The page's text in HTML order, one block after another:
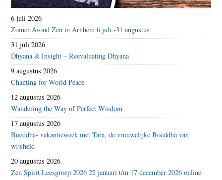
6 juli 2026
Zomer Avond Zen in Arnhem 6 juli -31 augustus
31 juli 2026
Dhyana & Insight – Reevaluating Dhyana
9 augustus 2026
Chanting for World Peace
12 augustus 2026
Wandering the Way of Perfect Wisdom
17 augustus 2026
Boeddha- vakantieweek met Tara, de vrouwelijke Boeddha van
wijsheid
20 augustus 2026
Zen Spirit Leesgroep 2026 22 januari t/m 17 december 2026 online